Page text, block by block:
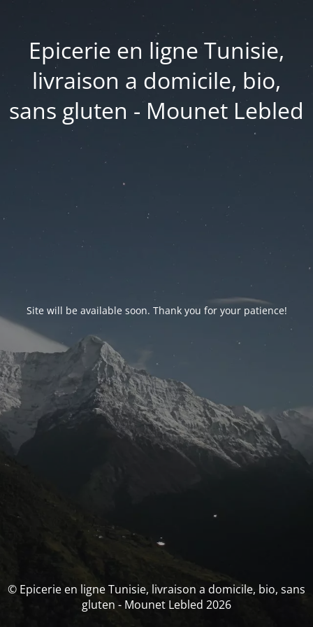
Epicerie en ligne Tunisie,
livraison a domicile, bio,
sans gluten - Mounet Lebled
Site will be available soon. Thank you for your patience!
© Epicerie en ligne Tunisie, livraison a domicile, bio, sans
gluten - Mounet Lebled 2026